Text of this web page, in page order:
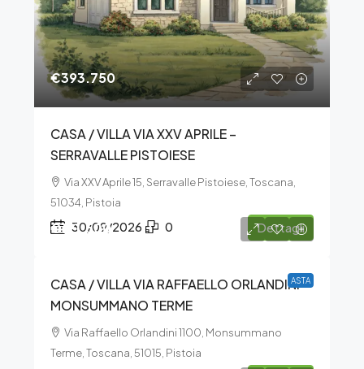
€393.750
CASA / VILLA VIA XXV APRILE –
SERRAVALLE PISTOIESE
Via XXV Aprile 15, Serravalle Pistoiese, Toscana,
51034, Pistoia
30/09/2026 0 Dettagli
ASTA
€121.500
CASA / VILLA VIA RAFFAELLO ORLANDINI –
MONSUMMANO TERME
Via Raffaello Orlandini 1100, Monsummano
Terme, Toscana, 51015, Pistoia